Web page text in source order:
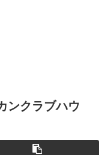
ンクラブハウ